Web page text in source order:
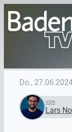
Do.,
VON
Lars